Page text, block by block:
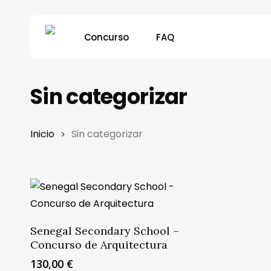
Concurso FAQ
Sin categorizar
Inicio Sin categorizar
Añadir Al Carrito
Senegal Secondary School –
Concurso de Arquitectura
130,00 €